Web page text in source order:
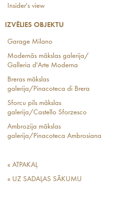
Insider's view
IZVĒLIES OBJEKTU
Garage Milano
Modernās mākslas galerija/
Galleria d'Arte Moderna
Breras mākslas
galerija/Pinacoteca di Brera
Sforcu pils mākslas
galerija/Castello Sforzesco
Ambrozija mākslas
galerija/Pinacoteca Ambrosiana
« ATPAKAĻ
« UZ SADAĻAS SĀKUMU